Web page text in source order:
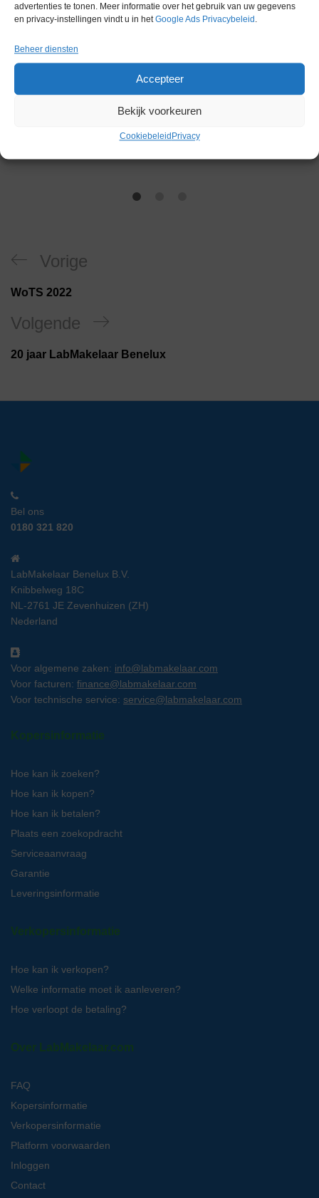
advertenties te tonen. Meer informatie over het gebruik van uw gegevens
en privacy-instellingen vindt u in hetGoogle Ads Privacybeleid .
Beheer diensten
Accepteer
Bekijk voorkeuren
Cookiebeleid Privacy
Nieuwsberichten
#CircularMonday – 5% Korting op LM en IC
items
Vorige
WoTS 2022
Volgende
20 jaar LabMakelaar Benelux
Bel ons
0180 321 820
LabMakelaar Benelux B.V.
Knibbelweg 18C
NL-2761 JE Zevenhuizen (ZH)
Nederland
Voor algemene zaken: info@labmakelaar.com
Voor facturen: finance@labmakelaar.com
Voor technische service: service@labmakelaar.com
Kopersinformatie
Hoe kan ik zoeken?
Hoe kan ik kopen?
Hoe kan ik betalen?
Plaats een zoekopdracht
Serviceaanvraag
Garantie
Leveringsinformatie
Verkopersinformatie
Hoe kan ik verkopen?
Welke informatie moet ik aanleveren?
Hoe verloopt de betaling?
Over LabMakelaar.com
FAQ
Kopersinformatie
Verkopersinformatie
Platform voorwaarden
Inloggen
Contact